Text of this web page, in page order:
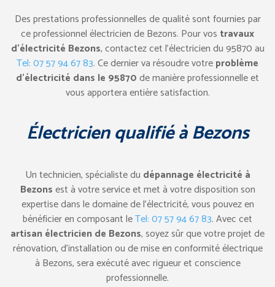
Des prestations professionnelles de qualité sont fournies par
ce professionnel électricien de Bezons. Pour vos travaux
d’électricité Bezons, contactez cet l’électricien du 95870 au
Tel: 07 57 94 67 83. Ce dernier va résoudre votreproblème
d’électricité dans le 95870de manière professionnelle et
vous apportera entière satisfaction.
Électricien qualifié à Bezons
Un technicien, spécialiste du dépannage électricité à
Bezonsest à votre service et met à votre disposition son
expertise dans le domaine de l’électricité, vous pouvez en
bénéficier en composant leTel: 07 57 94 67 83. Avec cet
artisan électricien de Bezons, soyez sûr que votre projet de
rénovation, d’installation ou de mise en conformité électrique
à Bezons, sera exécuté avec rigueur et conscience
professionnelle.